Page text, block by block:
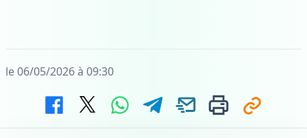
le 06/05/2026 à 09:30